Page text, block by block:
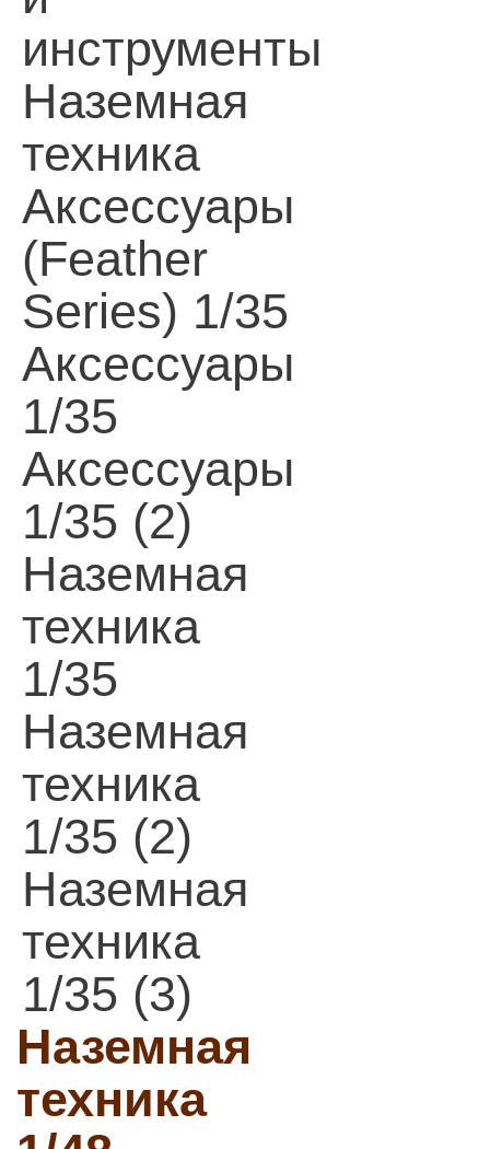
инструменты
Наземная
техника
Аксессуары
(Feather
Series) 1/35
Аксессуары
1/35
Аксессуары
1/35 (2)
Наземная
техника
1/35
Наземная
техника
1/35 (2)
Наземная
техника
1/35 (3)
Наземная
техника